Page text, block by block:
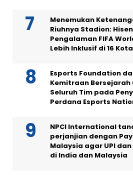
Menemukan
Riuhnya Stadion:
Pengalaman FIFA
Lebih Inklusif di 16
Esports Foundation
Kemitraan
Seluruh Tim pada
Perdana Esports
NPCI International
perjanjian dengan
Malaysia agar UPI
di India dan Malaysia